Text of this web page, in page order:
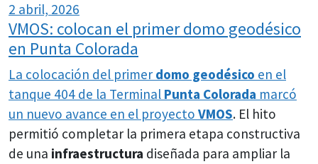
2 abril, 2026
VMOS: colocan el primer domo geodésico
en Punta Colorada
La colocación del primer domo geodésico en el
tanque 404 de la Terminal Punta Colorada marcó
un nuevo avance en el proyecto VMOS. El hito
permitió completar la primera etapa constructiva
de una infraestructura diseñada para ampliar la